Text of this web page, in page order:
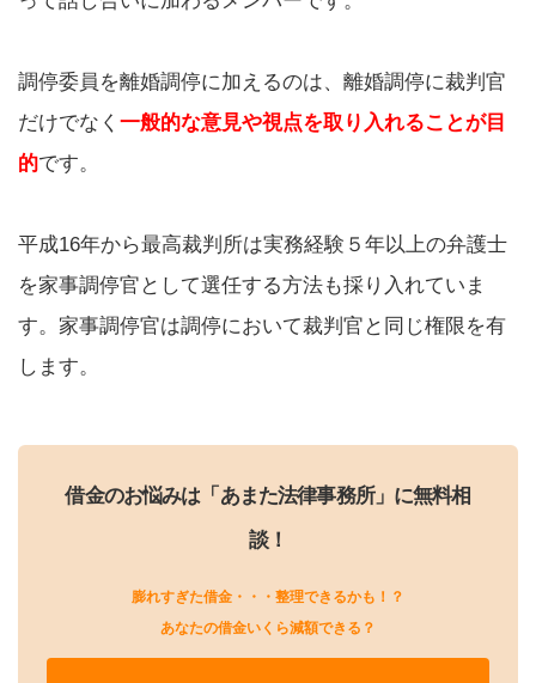
調停委員を離婚調停に加えるのは、離婚調停に裁判官
だけでなく 一般的な意見や視点を取り入れることが目
的です。
平成16年から最高裁判所は実務経験５年以上の弁護士
を家事調停官として選任する方法も採り入れていま
す。家事調停官は調停において裁判官と同じ権限を有
します。
借金のお悩みは「あまた法律事務所」に無料相
談！
膨れすぎた借金・・・整理できるかも！？
あなたの借金いくら減額できる？